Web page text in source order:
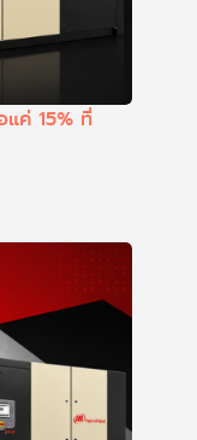
แค่ 15% ที่